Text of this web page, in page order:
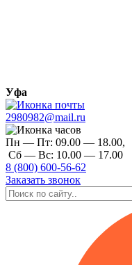
Уфа
2980982@mail.ru
Пн — Пт: 09.00 — 18.00,
Сб — Вс: 10.00 — 17.00
8 (800) 600-56-62
Заказать звонок